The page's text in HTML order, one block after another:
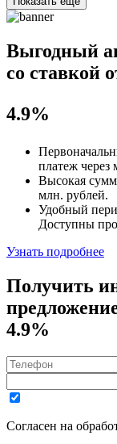
Выгодный
со ставкой
4.9%
платеж через
Высокая
млн. рублей.
Удобный
Доступны
Узнать подробнее
Получить
4.9%
Согласен на